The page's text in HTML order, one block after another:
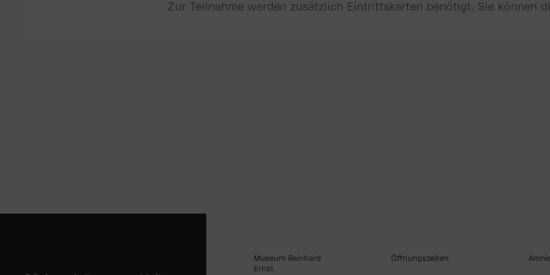
Zur Teilnahme werden zusätzlich Eintrittskarten benötigt. Sie können
Museum Reinhard
Ernst
Öffnungszeiten